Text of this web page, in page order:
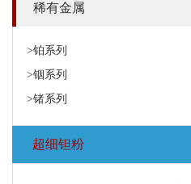
稀有金属
>铂系列
>铟系列
>锗系列
超细钽粉